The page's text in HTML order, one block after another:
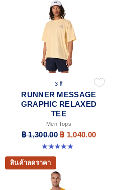
3 สี
RUNNER MESSAGE
GRAPHIC RELAXED
TEE
Men Tops
฿ 1,300.00 ฿ 1,040.00
4.9 จาก 5 ดาว 91 รีวิว
สินค้าลดราคา